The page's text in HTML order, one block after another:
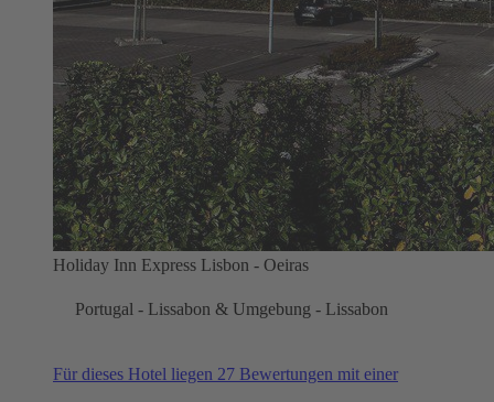
Holiday Inn Express Lisbon - Oeiras
Portugal - Lissabon & Umgebung - Lissabon
Für dieses Hotel liegen 27 Bewertungen mit einer